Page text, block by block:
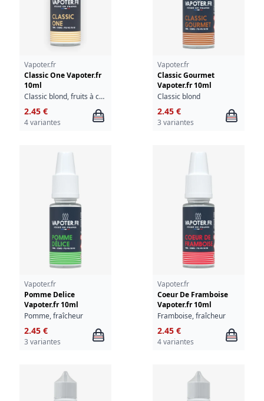
Vapoter.fr
Classic One Vapoter.fr
10ml
Classic blond, fruits à coque
2.45 €
4 variantes
Vapoter.fr
Classic Gourmet
Vapoter.fr 10ml
Classic blond
2.45 €
3 variantes
Vapoter.fr
Pomme Delice
Vapoter.fr 10ml
Pomme, fraîcheur
2.45 €
3 variantes
Vapoter.fr
Coeur De Framboise
Vapoter.fr 10ml
Framboise, fraîcheur
2.45 €
4 variantes